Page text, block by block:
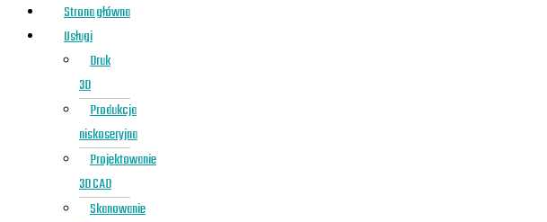
Strona główna
Usługi
Druk
3D
Produkcja
niskoseryjna
Projektowanie
3D CAD
Skanowanie